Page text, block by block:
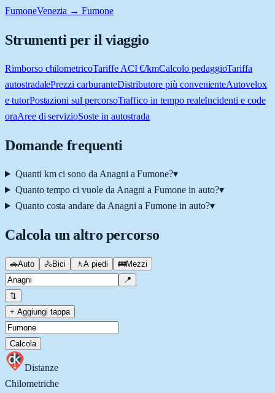
FumoneVenezia → Fumone
Strumenti per il viaggio
Rimborso chilometricoTariffe ACI €/kmCalcolo pedaggioTariffa
autostradalePrezzi carburanteDistributore più convenienteAutovelox
e tutorPostazioni sul percorsoTraffico in tempo realeIncidenti e code
oraAree di servizioSoste in autostrada
Domande frequenti
Quanti km ci sono da Anagni a Fumone?▾
Quanto tempo ci vuole da Anagni a Fumone in auto?▾
Quanto costa andare da Anagni a Fumone in auto?▾
Calcola un altro percorso
🚗Auto 🚴Bici 🚶 A piedi 🚌Mezzi
📍
⇅
+ Aggiungi tappa
Calcola
Distanze
Chilometriche